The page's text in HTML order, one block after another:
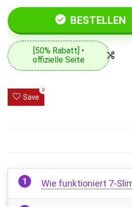
BESTELLEN
[50% Rabatt] •
offizielle Seite
Save
0
Wie funktioniert 7-